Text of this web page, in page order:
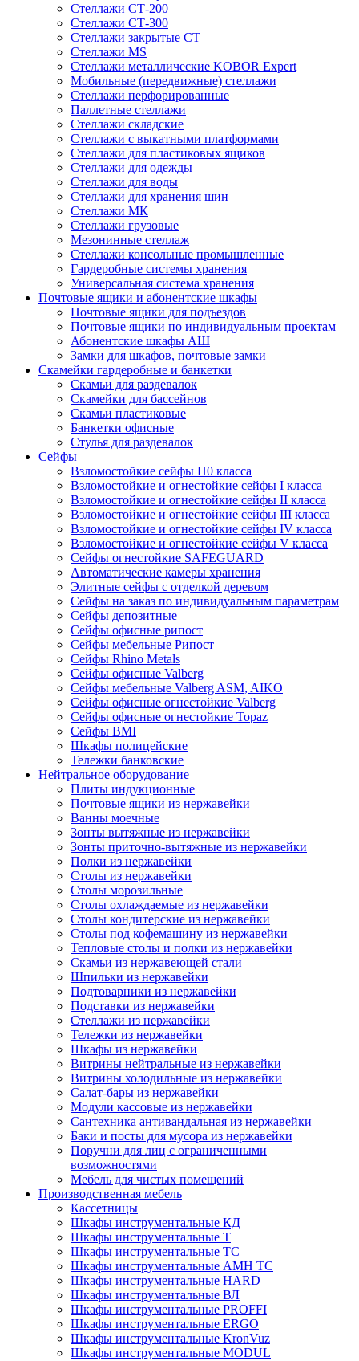
Стеллажи СТ-200
Стеллажи СТ-300
Стеллажи закрытые СТ
Стеллажи MS
Стеллажи металлические KOBOR Expert
Мобильные (передвижные) стеллажи
Стеллажи перфорированные
Паллетные стеллажи
Стеллажи складские
Стеллажи с выкатными платформами
Стеллажи для пластиковых ящиков
Стеллажи для одежды
Стеллажи для воды
Стеллажи для хранения шин
Стеллажи МК
Стеллажи грузовые
Мезонинные стеллаж
Стеллажи консольные промышленные
Гардеробные системы хранения
Универсальная система хранения
Почтовые ящики и абонентские шкафы
Почтовые ящики для подъездов
Почтовые ящики по индивидуальным проектам
Абонентские шкафы АШ
Замки для шкафов, почтовые замки
Скамейки гардеробные и банкетки
Скамьи для раздевалок
Скамейки для бассейнов
Скамьи пластиковые
Банкетки офисные
Стулья для раздевалок
Сейфы
Взломостойкие сейфы H0 класса
Взломостойкие и огнестойкие сейфы I класса
Взломостойкие и огнестойкие сейфы II класса
Взломостойкие и огнестойкие сейфы III класса
Взломостойкие и огнестойкие сейфы IV класса
Взломостойкие и огнестойкие сейфы V класса
Сейфы огнестойкие SAFEGUARD
Автоматические камеры хранения
Элитные сейфы с отделкой деревом
Сейфы на заказ по индивидуальным параметрам
Сейфы депозитные
Сейфы офисные рипост
Сейфы мебельные Рипост
Сейфы Rhino Metals
Сейфы офисные Valberg
Сейфы мебельные Valberg ASM, AIKO
Сейфы офисные огнестойкие Valberg
Сейфы офисные огнестойкие Topaz
Сейфы ВМI
Шкафы полицейские
Тележки банковские
Нейтральное оборудование
Плиты индукционные
Почтовые ящики из нержавейки
Ванны моечные
Зонты вытяжные из нержавейки
Зонты приточно-вытяжные из нержавейки
Полки из нержавейки
Столы из нержавейки
Столы морозильные
Столы охлаждаемые из нержавейки
Столы кондитерские из нержавейки
Столы под кофемашину из нержавейки
Тепловые столы и полки из нержавейки
Скамьи из нержавеющей стали
Шпильки из нержавейки
Подтоварники из нержавейки
Подставки из нержавейки
Стеллажи из нержавейки
Тележки из нержавейки
Шкафы из нержавейки
Витрины нейтральные из нержавейки
Витрины холодильные из нержавейки
Салат-бары из нержавейки
Модули кассовые из нержавейки
Сантехника антивандальная из нержавейки
Баки и посты для мусора из нержавейки
Поручни для лиц с ограниченными
возможностями
Мебель для чистых помещений
Производственная мебель
Кассетницы
Шкафы инструментальные КД
Шкафы инструментальные Т
Шкафы инструментальные ТС
Шкафы инструментальные AMH TC
Шкафы инструментальные HARD
Шкафы инструментальные ВЛ
Шкафы инструментальные PROFFI
Шкафы инструментальные ERGO
Шкафы инструментальные KronVuz
Шкафы инструментальные MODUL